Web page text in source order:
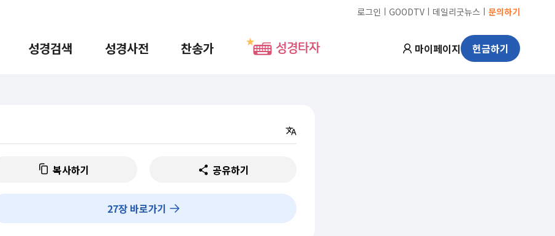
로그인 ㅣ GOODTV ㅣ 데일리굿뉴스 ㅣ 문의하기
성경검색 성경사전 찬송가 성경타자 마이페이지 헌금하기
복사하기 공유하기
27장 바로가기